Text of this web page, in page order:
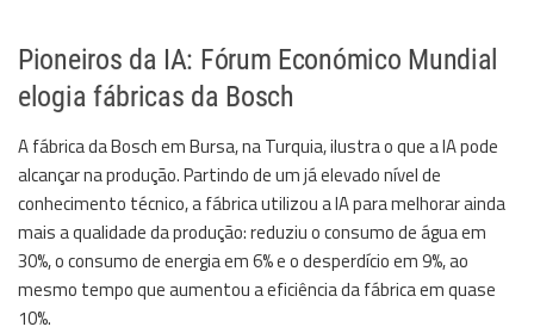
Pioneiros da IA: Fórum Económico Mundial
elogia fábricas da Bosch
A fábrica da Bosch em Bursa, na Turquia, ilustra o que a IA pode
alcançar na produção. Partindo de um já elevado nível de
conhecimento técnico, a fábrica utilizou a IA para melhorar ainda
mais a qualidade da produção: reduziu o consumo de água em
30%, o consumo de energia em 6% e o desperdício em 9%, ao
mesmo tempo que aumentou a eficiência da fábrica em quase
10%.